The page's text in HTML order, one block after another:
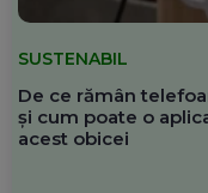
SUSTENABIL
De ce rămân
și cum poate o
acest obicei